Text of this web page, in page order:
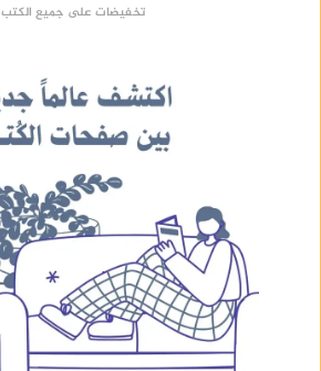
تخفيضات على جميع الكتب